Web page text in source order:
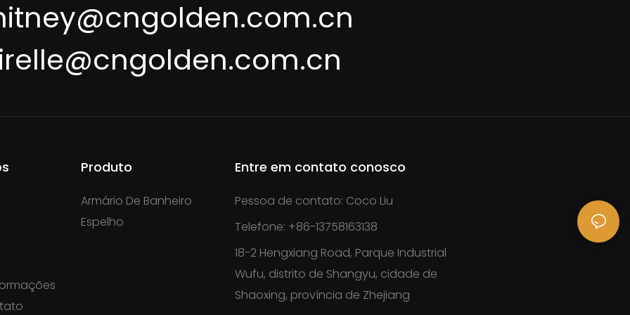
Produto
Armário De Banheiro
Espelho
Entre em contato conosco
Pessoa de contato: Coco Liu
Telefone: +86-13758163138
18-2 Hengxiang Road, Parque Industrial
Wufu, distrito de Shangyu, cidade de
Shaoxing, província de Zhejiang